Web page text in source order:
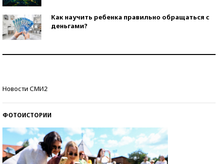
Как научить ребенка правильно обращаться с
деньгами?
Новости СМИ2
ФОТОИСТОРИИ